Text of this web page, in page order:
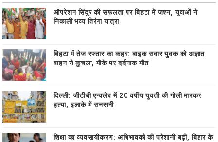
ऑपरेशन सिंदूर की सफलता पर बिहटा में जश्न, युवाओं ने
निकाली भव्य तिरंगा यात्रा
बिहटा में तेज रफ्तार का कहर: बाइक सवार युवक को अज्ञात
वाहन ने कुचला, मौके पर दर्दनाक मौत
दिल्ली: जीटीबी एन्क्लेव में 20 वर्षीय युवती की गोली मारकर
हत्या, इलाके में सनसनी
शिक्षा का व्यवसायीकरण: अभिभावकों की परेशानी बढ़ी, बिहार के